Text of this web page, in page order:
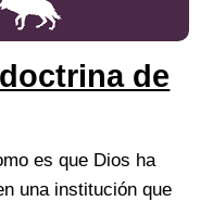
de
es que Dios ha
una institución que